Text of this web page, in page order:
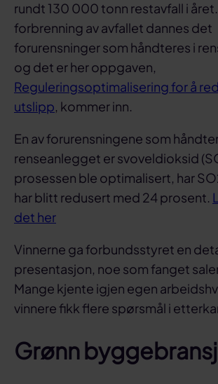
rundt 130 000 tonn restavfall i
forbrenning av avfallet dannes det
forurensninger som håndteres i
og det er her oppgaven,
Reguleringsoptimalisering for å
utslipp, kommer inn.
En av forurensningene som
renseanlegget er svoveldioksid
prosessen ble optimalisert, har
har blitt redusert med 24 prosent.
det her
Vinnerne ga forbundsstyret en
presentasjon, noe som fanget
Mange kjente igjen egen
vinnere fikk flere spørsmål i
Grønn